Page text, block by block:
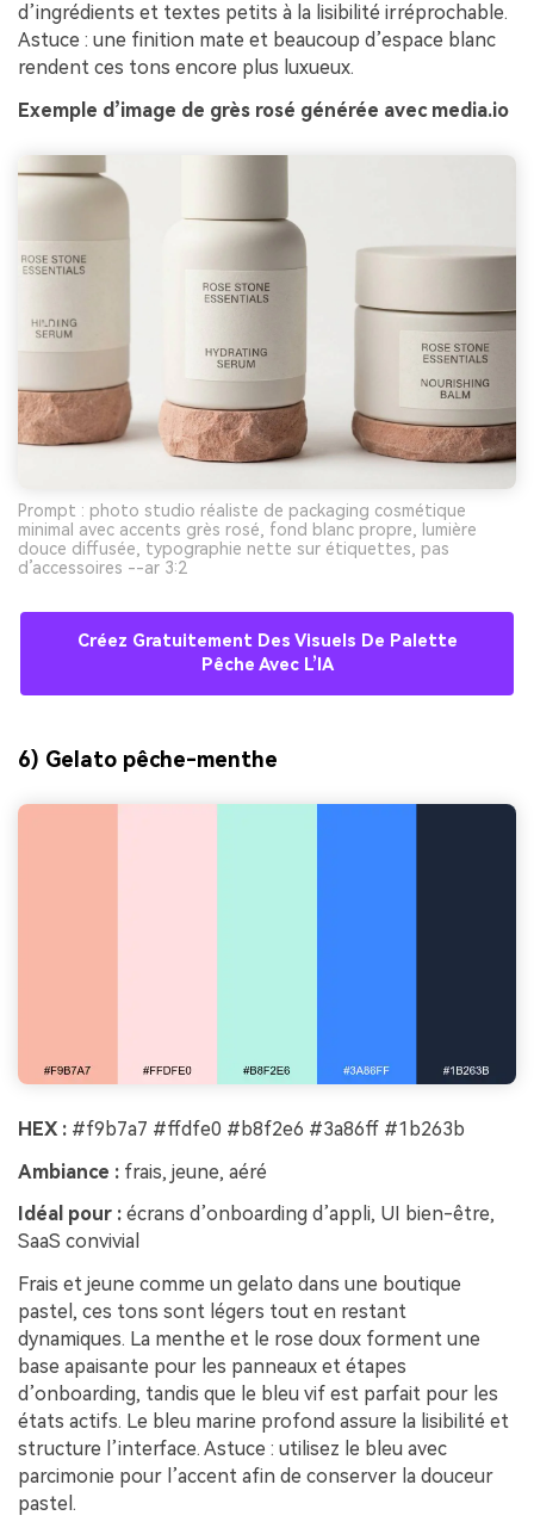
d’ingrédients et textes petits à la lisibilité irréprochable.
Astuce : une finition mate et beaucoup d’espace blanc
rendent ces tons encore plus luxueux.
Exemple d’image de grès rosé générée avec media.io
Prompt : photo studio réaliste de packaging cosmétique
minimal avec accents grès rosé, fond blanc propre, lumière
douce diffusée, typographie nette sur étiquettes, pas
d’accessoires --ar 3:2
Créez Gratuitement Des Visuels De Palette
Pêche Avec L’IA
6) Gelato pêche-menthe
HEX : #f9b7a7 #ffdfe0 #b8f2e6 #3a86ff #1b263b
Ambiance : frais, jeune, aéré
Idéal pour : écrans d’onboarding d’appli, UI bien-être,
SaaS convivial
Frais et jeune comme un gelato dans une boutique
pastel, ces tons sont légers tout en restant
dynamiques. La menthe et le rose doux forment une
base apaisante pour les panneaux et étapes
d’onboarding, tandis que le bleu vif est parfait pour les
états actifs. Le bleu marine profond assure la lisibilité et
structure l’interface. Astuce : utilisez le bleu avec
parcimonie pour l’accent afin de conserver la douceur
pastel.